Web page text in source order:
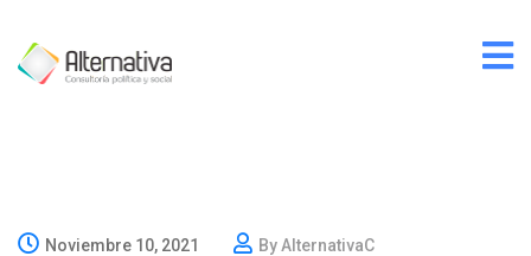
Noviembre 10, 2021 By AlternativaC